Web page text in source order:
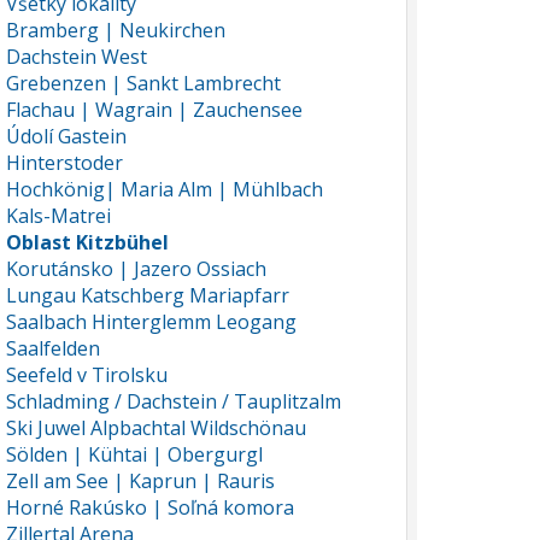
Bramberg | Neukirchen
Dachstein West
Grebenzen | Sankt Lambrecht
Flachau | Wagrain | Zauchensee
Údolí Gastein
Hinterstoder
Hochkönig| Maria Alm | Mühlbach
Kals-Matrei
Oblast Kitzbühel
Korutánsko | Jazero Ossiach
Lungau Katschberg Mariapfarr
Saalbach Hinterglemm Leogang
Saalfelden
Seefeld v Tirolsku
Schladming / Dachstein / Tauplitzalm
Ski Juwel Alpbachtal Wildschönau
Sölden | Kühtai | Obergurgl
Zell am See | Kaprun | Rauris
Horné Rakúsko | Soľná komora
Zillertal Arena